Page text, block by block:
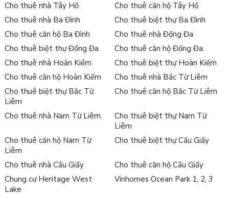
Cho thuê nhà Tây Hồ
Cho thuê căn hộ Tây Hồ
Cho thuê nhà Ba Đình
Cho thuê biệt thự Ba Đình
Cho thuê căn hộ Ba Đình
Cho thuê nhà Đống Đa
Cho thuê biệt thự Đống Đa
Cho thuê căn hộ Đống Đa
Cho thuê nhà Hoàn Kiếm
Cho thuê biệt thự Hoàn Kiếm
Cho thuê căn hộ Hoàn Kiếm
Cho thuê nhà Bắc Từ Liêm
Cho thuê biệt thự Bắc Từ
Liêm
Cho thuê căn hộ Bắc Từ Liêm
Cho thuê nhà Nam Từ Liêm
Cho thuê biệt thự Nam Từ
Liêm
Cho thuê căn hộ Nam Từ
Liêm
Cho thuê biệt thự Cầu Giấy
Cho thuê nhà Cầu Giấy
Cho thuê căn hộ Cầu Giấy
Chung cư Heritage West
Lake
Vinhomes Ocean Park 1, 2, 3